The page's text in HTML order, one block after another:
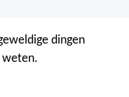
dingen
weten.